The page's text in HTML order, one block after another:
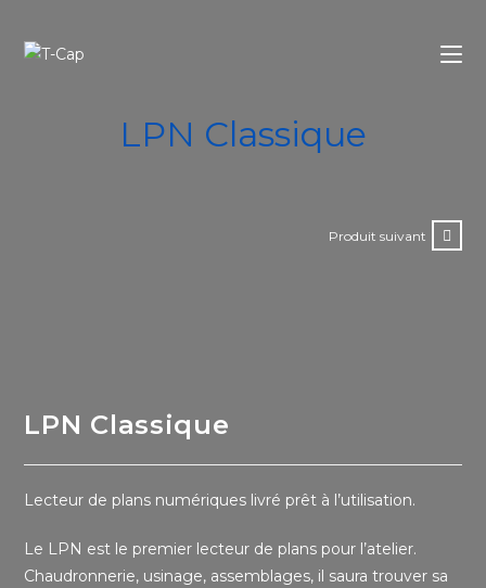
content
LPN Classique
Produit suivant
LPN Classique
Lecteur de plans numériques livré prêt à l’utilisation.
Le LPN est le premier lecteur de plans pour l’atelier.
Chaudronnerie, usinage, assemblages, il saura trouver sa